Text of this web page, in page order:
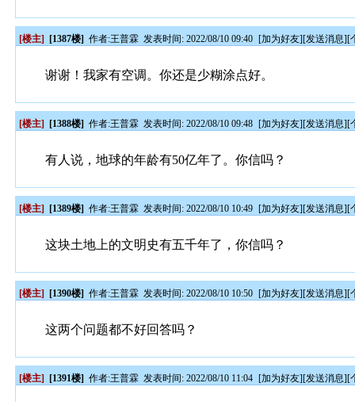
[楼主] [1387楼] 作者:王普霖 发表时间: 2022/08/10 09:40 [加为好友][发送消息][
谢谢！我家有空调。你还是少糊涂点好。
[楼主] [1388楼] 作者:王普霖 发表时间: 2022/08/10 09:48 [加为好友][发送消息][
有人说，地球的年龄有50亿年了。你信吗？
[楼主] [1389楼] 作者:王普霖 发表时间: 2022/08/10 10:49 [加为好友][发送消息][
这块土地上的文明史有五千年了，你信吗？
[楼主] [1390楼] 作者:王普霖 发表时间: 2022/08/10 10:50 [加为好友][发送消息][
这两个问题都不好回答吗？
[楼主] [1391楼] 作者:王普霖 发表时间: 2022/08/10 11:04 [加为好友][发送消息][